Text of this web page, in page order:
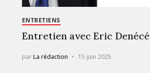
ENTRETIENS
Entretien avec Eric Denécé
parLa rédaction 15 juin 2025